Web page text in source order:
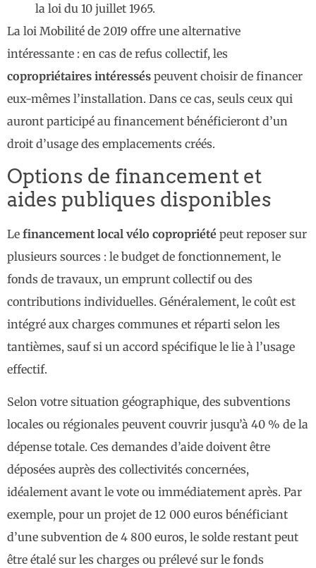
la loi du 10 juillet 1965.
La loi Mobilité de 2019 offre une alternative
intéressante : en cas de refus collectif, les
copropriétaires intéressés peuvent choisir de financer
eux-mêmes l’installation. Dans ce cas, seuls ceux qui
auront participé au financement bénéficieront d’un
droit d’usage des emplacements créés.
Options de financement et
aides publiques disponibles
Le financement local vélo copropriété peut reposer sur
plusieurs sources : le budget de fonctionnement, le
fonds de travaux, un emprunt collectif ou des
contributions individuelles. Généralement, le coût est
intégré aux charges communes et réparti selon les
tantièmes, sauf si un accord spécifique le lie à l’usage
effectif.
Selon votre situation géographique, des subventions
locales ou régionales peuvent couvrir jusqu’à 40 % de la
dépense totale. Ces demandes d’aide doivent être
déposées auprès des collectivités concernées,
idéalement avant le vote ou immédiatement après. Par
exemple, pour un projet de 12 000 euros bénéficiant
d’une subvention de 4 800 euros, le solde restant peut
être étalé sur les charges ou prélevé sur le fonds